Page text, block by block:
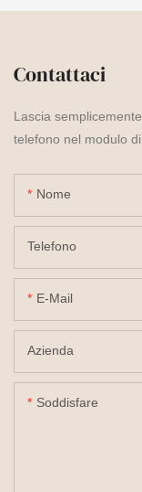
Contattaci
Lascia
telefono nel modulo
Nome
Telefono
E-Mail
Azienda
Soddisfare